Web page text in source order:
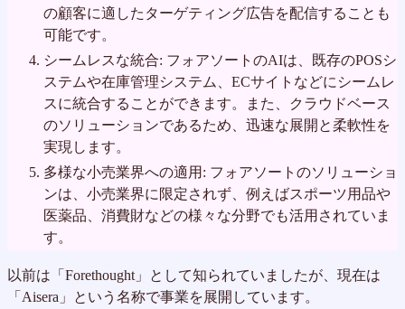
の顧客に適したターゲティング広告を配信することも
可能です。
シームレスな統合: フォアソートのAIは、既存のPOSシ
ステムや在庫管理システム、ECサイトなどにシームレ
スに統合することができます。また、クラウドベース
のソリューションであるため、迅速な展開と柔軟性を
実現します。
多様な小売業界への適用: フォアソートのソリューショ
ンは、小売業界に限定されず、例えばスポーツ用品や
医薬品、消費財などの様々な分野でも活用されていま
す。
以前は「Forethought」として知られていましたが、現在は
「Aisera」という名称で事業を展開しています。